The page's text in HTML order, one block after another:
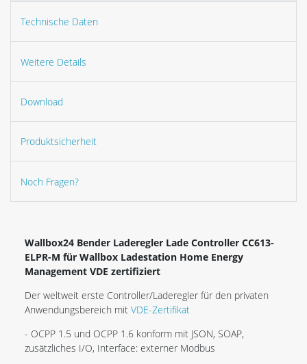
Technische Daten
Weitere Details
Download
Produktsicherheit
Noch Fragen?
Wallbox24 Bender Laderegler Lade Controller CC613-
ELPR-M für Wallbox Ladestation Home Energy
Management VDE zertifiziert
Der weltweit erste Controller/Laderegler für den privaten
Anwendungsbereich mit VDE-Zertifikat
- OCPP 1.5 und OCPP 1.6 konform mit JSON, SOAP,
zusätzliches I/O, Interface: externer Modbus